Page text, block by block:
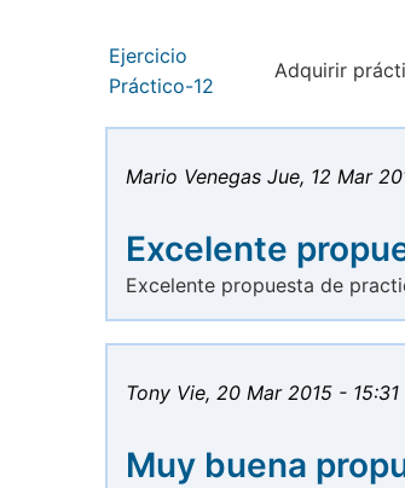
Ejercicio
Práctico-12
Adquirir
Mario Venegas Jue, 12 Mar
Excelente
Excelente propuesta de
Tony Vie, 20 Mar 2015 - 15:31
Muy buena